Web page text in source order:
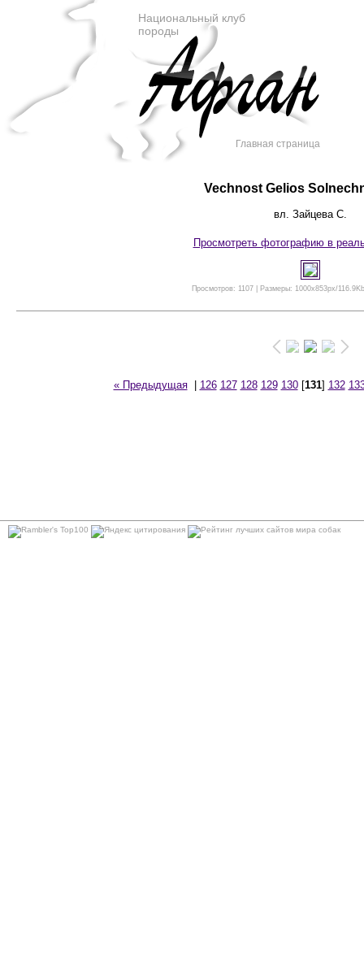
Национальный клуб
породы
Главная страница
Vechnost Gelios
вл. Зайцева С.
Просмотреть фотографию в
Просмотров: 1107 | Размеры: 1000x853px/
« Предыдущая| 126 127 128 129 130[131] 132